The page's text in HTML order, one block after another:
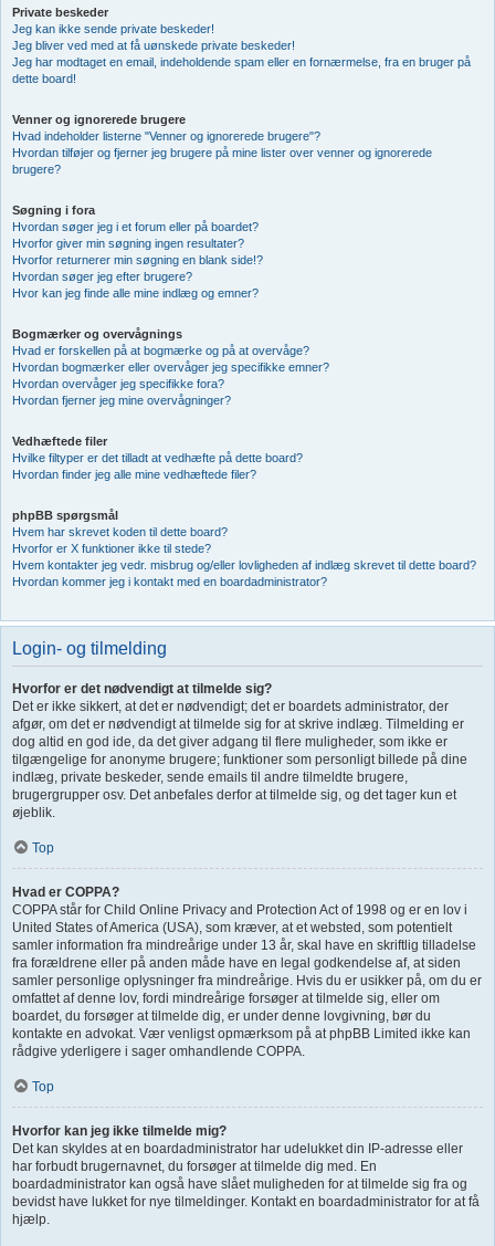
Private beskeder
Jeg kan ikke sende private beskeder!
Jeg bliver ved med at få uønskede private beskeder!
Jeg har modtaget en email, indeholdende spam eller en fornærmelse, fra en bruger på
dette board!
Venner og ignorerede brugere
Hvad indeholder listerne "Venner og ignorerede brugere"?
Hvordan tilføjer og fjerner jeg brugere på mine lister over venner og ignorerede
brugere?
Søgning i fora
Hvordan søger jeg i et forum eller på boardet?
Hvorfor giver min søgning ingen resultater?
Hvorfor returnerer min søgning en blank side!?
Hvordan søger jeg efter brugere?
Hvor kan jeg finde alle mine indlæg og emner?
Bogmærker og overvågnings
Hvad er forskellen på at bogmærke og på at overvåge?
Hvordan bogmærker eller overvåger jeg specifikke emner?
Hvordan overvåger jeg specifikke fora?
Hvordan fjerner jeg mine overvågninger?
Vedhæftede filer
Hvilke filtyper er det tilladt at vedhæfte på dette board?
Hvordan finder jeg alle mine vedhæftede filer?
phpBB spørgsmål
Hvem har skrevet koden til dette board?
Hvorfor er X funktioner ikke til stede?
Hvem kontakter jeg vedr. misbrug og/eller lovligheden af indlæg skrevet til dette board?
Hvordan kommer jeg i kontakt med en boardadministrator?
Login- og tilmelding
Hvorfor er det nødvendigt at tilmelde sig?
Det er ikke sikkert, at det er nødvendigt; det er boardets administrator, der
afgør, om det er nødvendigt at tilmelde sig for at skrive indlæg. Tilmelding er
dog altid en god ide, da det giver adgang til flere muligheder, som ikke er
tilgængelige for anonyme brugere; funktioner som personligt billede på dine
indlæg, private beskeder, sende emails til andre tilmeldte brugere,
brugergrupper osv. Det anbefales derfor at tilmelde sig, og det tager kun et
øjeblik.
Top
Hvad er COPPA?
COPPA står for Child Online Privacy and Protection Act of 1998 og er en lov i
United States of America (USA), som kræver, at et websted, som potentielt
samler information fra mindreårige under 13 år, skal have en skriftlig tilladelse
fra forældrene eller på anden måde have en legal godkendelse af, at siden
samler personlige oplysninger fra mindreårige. Hvis du er usikker på, om du er
omfattet af denne lov, fordi mindreårige forsøger at tilmelde sig, eller om
boardet, du forsøger at tilmelde dig, er under denne lovgivning, bør du
kontakte en advokat. Vær venligst opmærksom på at phpBB Limited ikke kan
rådgive yderligere i sager omhandlende COPPA.
Top
Hvorfor kan jeg ikke tilmelde mig?
Det kan skyldes at en boardadministrator har udelukket din IP-adresse eller
har forbudt brugernavnet, du forsøger at tilmelde dig med. En
boardadministrator kan også have slået muligheden for at tilmelde sig fra og
bevidst have lukket for nye tilmeldinger. Kontakt en boardadministrator for at få
hjælp.